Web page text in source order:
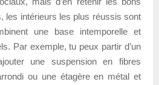
les intérieurs les plus réussis sont
une base intemporelle et
Par exemple, tu peux partir d’un
une suspension en fibres
ou une étagère en métal et